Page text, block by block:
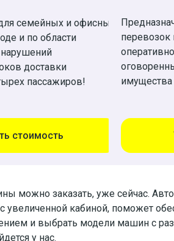
семейных и офисных
и по области
нарушений
доставки
пассажиров!
стоимость
перевозок
можно заказать, уже сейчас.
кабиной, поможет
и выбрать модели машин с
у нас.